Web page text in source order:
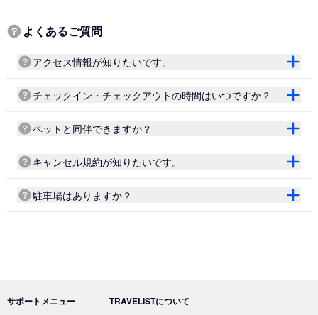
よくあるご質問
アクセス情報が知りたいです。
チェックイン・チェックアウトの時間はいつですか？
ペットと同伴できますか？
キャンセル規約が知りたいです。
駐車場はありますか？
サポートメニュー TRAVELISTについて